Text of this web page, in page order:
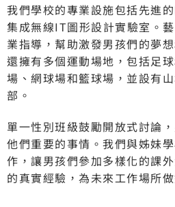
我們學校的專業設施包括先進
集成無線IT圖形設計實驗室。
業指導，幫助激發男孩們的夢
還擁有多個運動場地，包括足
場、網球場和籃球場，並設有
部。
單一性別班級鼓勵開放式討論
他們重要的事情。我們與姊妹
作，讓男孩們參加多樣化的課
的真實經驗，為未來工作場所